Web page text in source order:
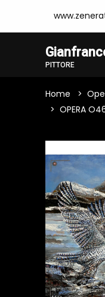
PITTORE
Home
OPERA